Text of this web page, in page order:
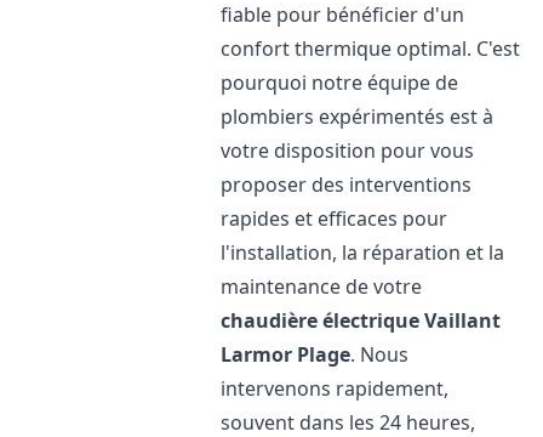
fiable pour bénéficier d'un
confort thermique optimal. C'est
pourquoi notre équipe de
plombiers expérimentés est à
votre disposition pour vous
proposer des interventions
rapides et efficaces pour
l'installation, la réparation et la
maintenance de votre
chaudière électrique Vaillant
Larmor Plage. Nous
intervenons rapidement,
souvent dans les 24 heures,